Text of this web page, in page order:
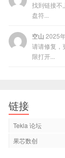
找到链接不
盘符...
空山 2025
请请修复，
限打开...
链接
Tekla 论坛
果芯数创